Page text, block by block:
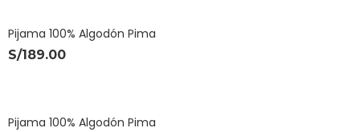
Pijama 100% Algodón Pima
S/189.00
Pijama 100% Algodón Pima